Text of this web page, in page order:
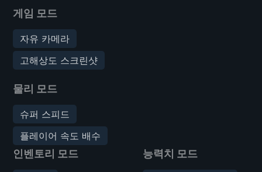
게임 모드
자유 카메라
고해상도 스크린샷
물리 모드
슈퍼 스피드
플레이어 속도 배수
인벤토리 모드 능력치 모드